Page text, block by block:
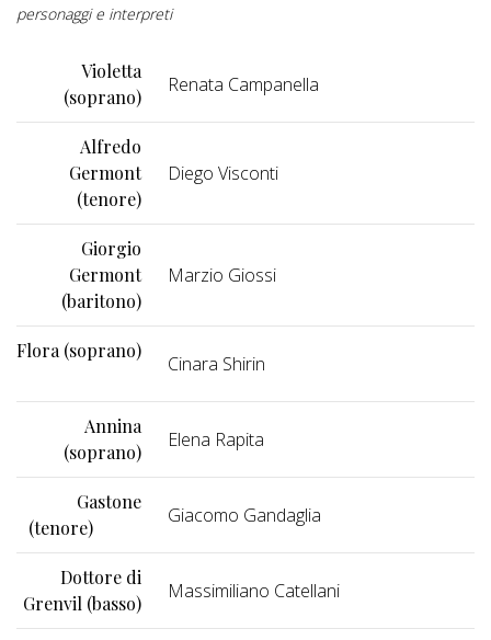
personaggi e interpreti
Violetta
(soprano)
Renata Campanella
Alfredo
Germont
(tenore)
Diego Visconti
Giorgio
Germont
(baritono)
Marzio Giossi
Flora (soprano)
Cinara Shirin
Annina
(soprano)
Elena Rapita
Gastone
(tenore)
Giacomo Gandaglia
Dottore di
Grenvil (basso)
Massimiliano Catellani